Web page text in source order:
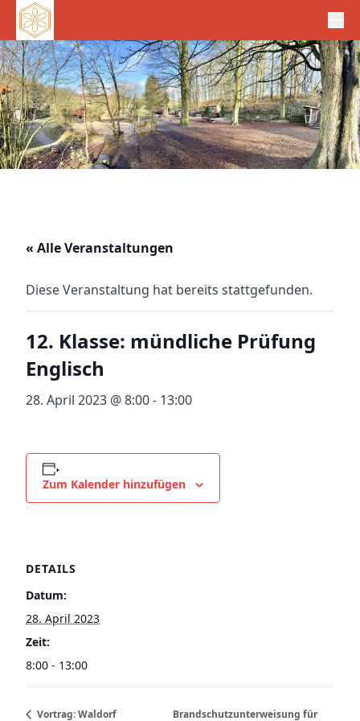
« Alle Veranstaltungen
Diese Veranstaltung hat bereits stattgefunden.
12. Klasse: mündliche Prüfung
Englisch
28. April 2023 @ 8:00- 13:00
Zum Kalender hinzufügen
DETAILS
Datum:
28. April 2023
Zeit:
8:00 - 13:00
Vortrag: Waldorf Brandschutzunterweisung für